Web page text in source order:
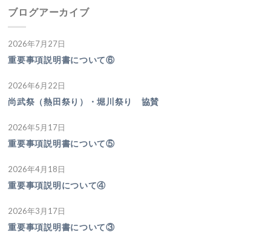
ブログアーカイブ
2026年7月27日
重要事項説明書について⑥
2026年6月22日
尚武祭（熱田祭り）・堀川祭り 協賛
2026年5月17日
重要事項説明書について⑤
2026年4月18日
重要事項説明について④
2026年3月17日
重要事項説明書について③